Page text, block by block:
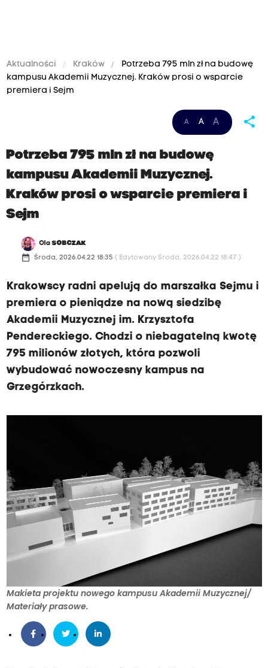
Aktualności Kraków
Potrzeba 795 mln zł na budowę
kampusu Akademii Muzycznej. Kraków prosi o wsparcie
premiera i Sejm
A A A share
Potrzeba 795 mln zł na budowę
kampusu Akademii Muzycznej.
Kraków prosi o wsparcie premiera i
Sejm
OlaSOBCZAK
date_range Środa, 2026.04.22 18:35 ( Edytowany Środa, 2026.04.22 18:47 )
Krakowscy radni apelują do marszałka Sejmu i
premiera o pieniądze na nową siedzibę
Akademii Muzycznej im. Krzysztofa
Pendereckiego. Chodzi o niebagatelną kwotę
795 milionów złotych, która pozwoli
wybudować nowoczesny kampus na
Grzegórzkach.
Makieta projektu nowego kampusu Akademii Muzycznej/
Materiały prasowe.